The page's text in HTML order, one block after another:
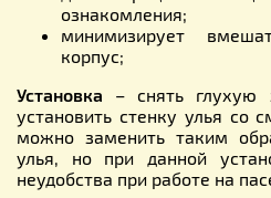
ознакомления;
минимизирует
корпус;
Установка – снять глухую
установить стенку улья со
можно заменить таким
улья, но при данной
неудобства при работе на